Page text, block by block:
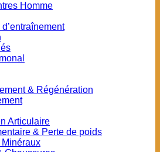
Homme
& Régénération
Articulaire
& Perte de poids